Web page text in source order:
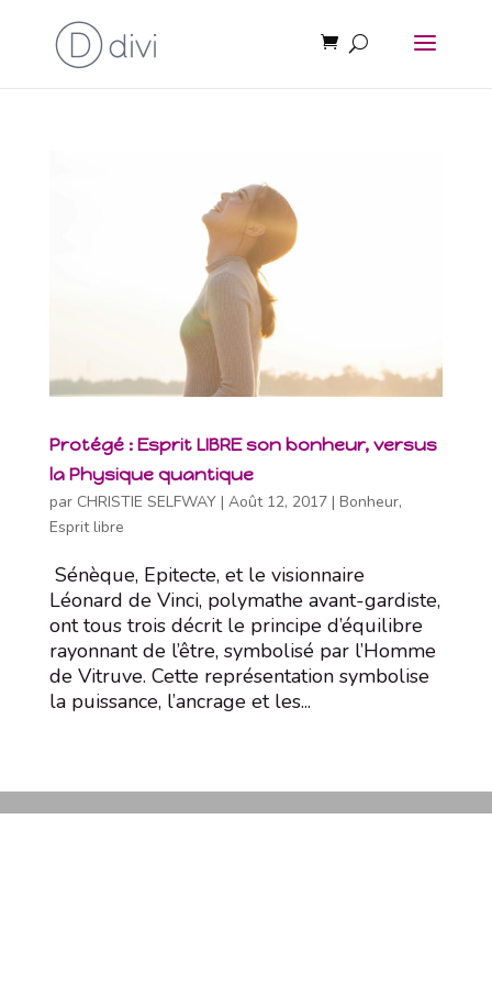
Protégé : Esprit LIBRE son bonheur, versus
la Physique quantique
par CHRISTIE SELFWAY| Août 12, 2017| Bonheur,
Esprit libre
Sénèque, Epitecte, et le visionnaire
Léonard de Vinci, polymathe avant-gardiste,
ont tous trois décrit le principe d’équilibre
rayonnant de l’être, symbolisé par l’Homme
de Vitruve. Cette représentation symbolise
la puissance, l’ancrage et les...